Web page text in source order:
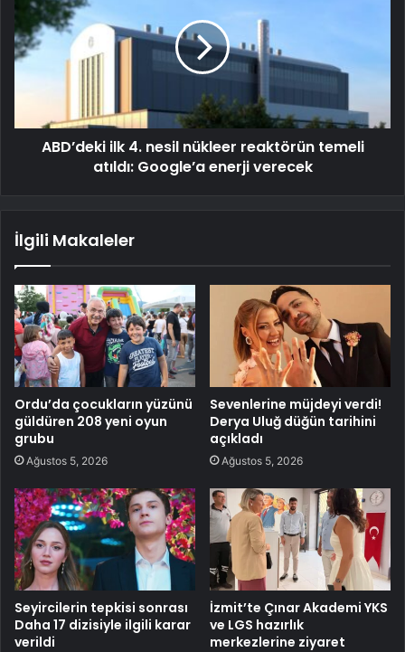
ABD’deki ilk 4. nesil nükleer reaktörün temeli
atıldı: Google’a enerji verecek
İlgili Makaleler
Ordu’da çocukların yüzünü
güldüren 208 yeni oyun
grubu
Ağustos 5, 2026
Sevenlerine müjdeyi verdi!
Derya Uluğ düğün tarihini
açıkladı
Ağustos 5, 2026
Seyircilerin tepkisi sonrası
Daha 17 dizisiyle ilgili karar
verildi
İzmit’te Çınar Akademi YKS
ve LGS hazırlık
merkezlerine ziyaret